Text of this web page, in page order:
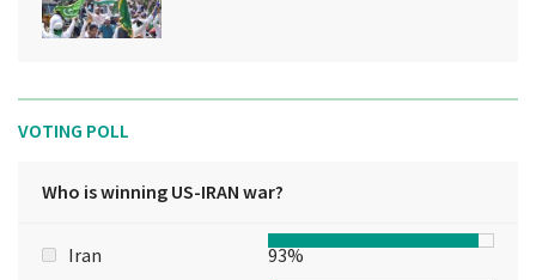
VOTING POLL
Who is winning US-IRAN war?
Iran 93%